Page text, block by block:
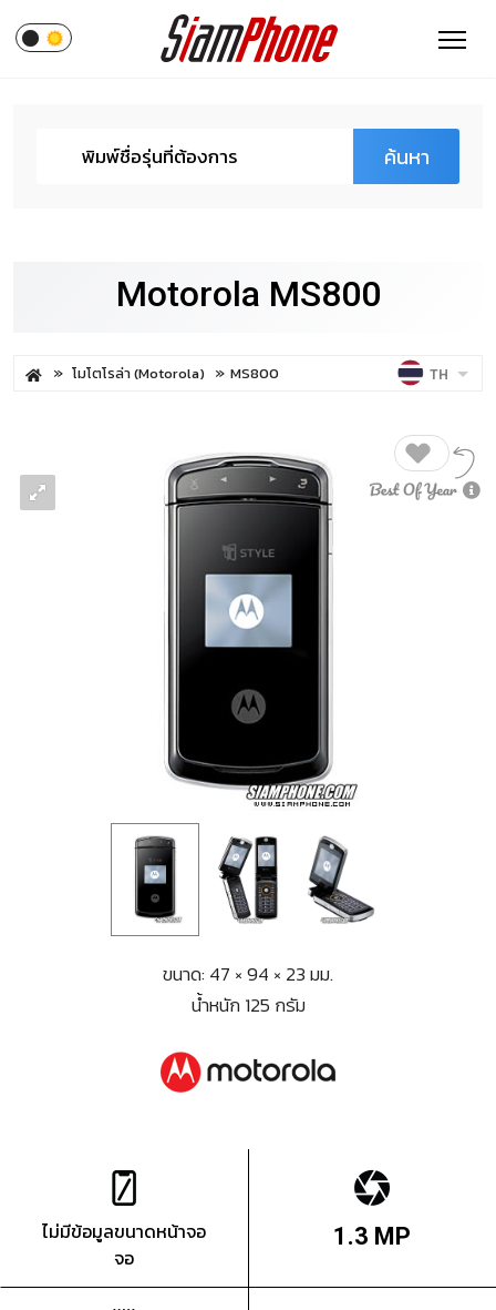
ค้นหา
Motorola MS800
โมโตโรล่า (Motorola) MS800 TH
ขนาด: 47 × 94 × 23 มม.
น้ำหนัก 125 กรัม
ไม่มีข้อมูลขนาดหน้าจอ
จอ
1.3 MP